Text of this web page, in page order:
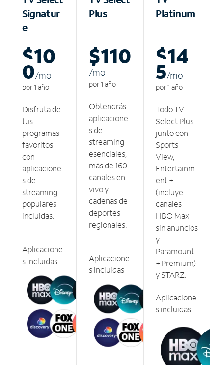
Signatur
e
$10
0/mo
por 1 año
Disfruta de
tus
programas
favoritos
con
aplicacione
s de
streaming
populares
incluidas.
Aplicacione
s incluidas
Plus
$110
/mo
por 1 año
Obtendrás
aplicacione
s de
streaming
esenciales,
más de 160
canales en
vivo y
cadenas de
deportes
regionales.
Aplicacione
s incluidas
Platinum
$14
5/mo
por 1 año
Todo TV
Select Plus
junto con
Sports
View,
Entertainm
ent +
(incluye
canales
HBO Max
sin anuncios
y
Paramount
+ Premium)
y STARZ.
Aplicacione
s incluidas